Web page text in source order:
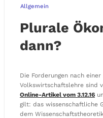
Allgemein
Plurale
dann?
Die Forderungen nach
Volkswirtschaftslehre sind
Online-Artikel vom 3.12.16
gilt: das wissenschaftliche
dem